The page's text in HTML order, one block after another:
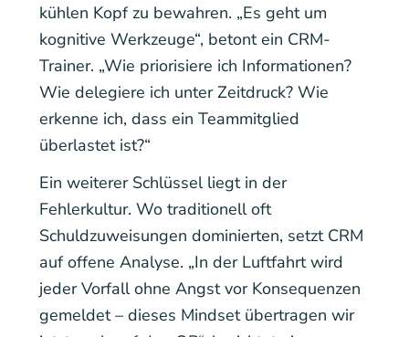
kühlen Kopf zu bewahren. „Es geht um
kognitive Werkzeuge“, betont ein CRM-
Trainer. „Wie priorisiere ich Informationen?
Wie delegiere ich unter Zeitdruck? Wie
erkenne ich, dass ein Teammitglied
überlastet ist?“
Ein weiterer Schlüssel liegt in der
Fehlerkultur. Wo traditionell oft
Schuldzuweisungen dominierten, setzt CRM
auf offene Analyse. „In der Luftfahrt wird
jeder Vorfall ohne Angst vor Konsequenzen
gemeldet – dieses Mindset übertragen wir